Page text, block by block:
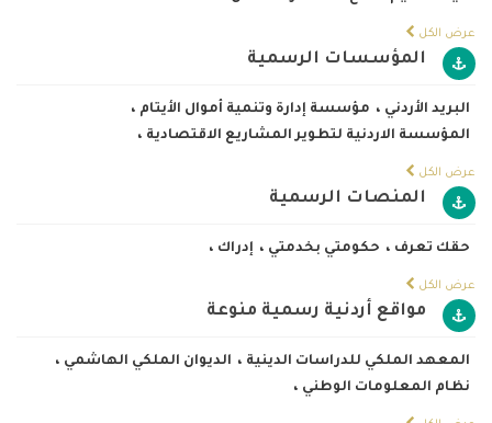
عرض الكل
المؤسسات الرسمية
البريد الأردني ، مؤسسة إدارة وتنمية أموال الأيتام ،
المؤسسة الاردنية لتطوير المشاريع الاقتصادية ،
عرض الكل
المنصات الرسمية
حقك تعرف ، حكومتي بخدمتي ، إدراك ،
عرض الكل
مواقع أردنية رسمية منوعة
المعهد الملكي للدراسات الدينية ، الديوان الملكي الهاشمي ،
نظام المعلومات الوطني ،